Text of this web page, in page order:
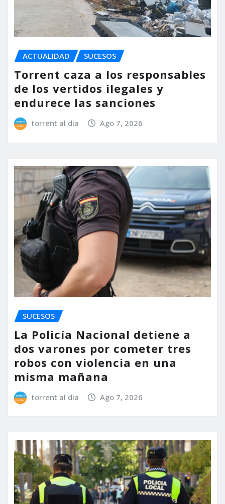
ACTUALIDAD SUCESOS
Torrent caza a los responsables
de los vertidos ilegales y
endurece las sanciones
torrent al dia Ago 7, 2026
SUCESOS
La Policía Nacional detiene a
dos varones por cometer tres
robos con violencia en una
misma mañana
torrent al dia Ago 7, 2026